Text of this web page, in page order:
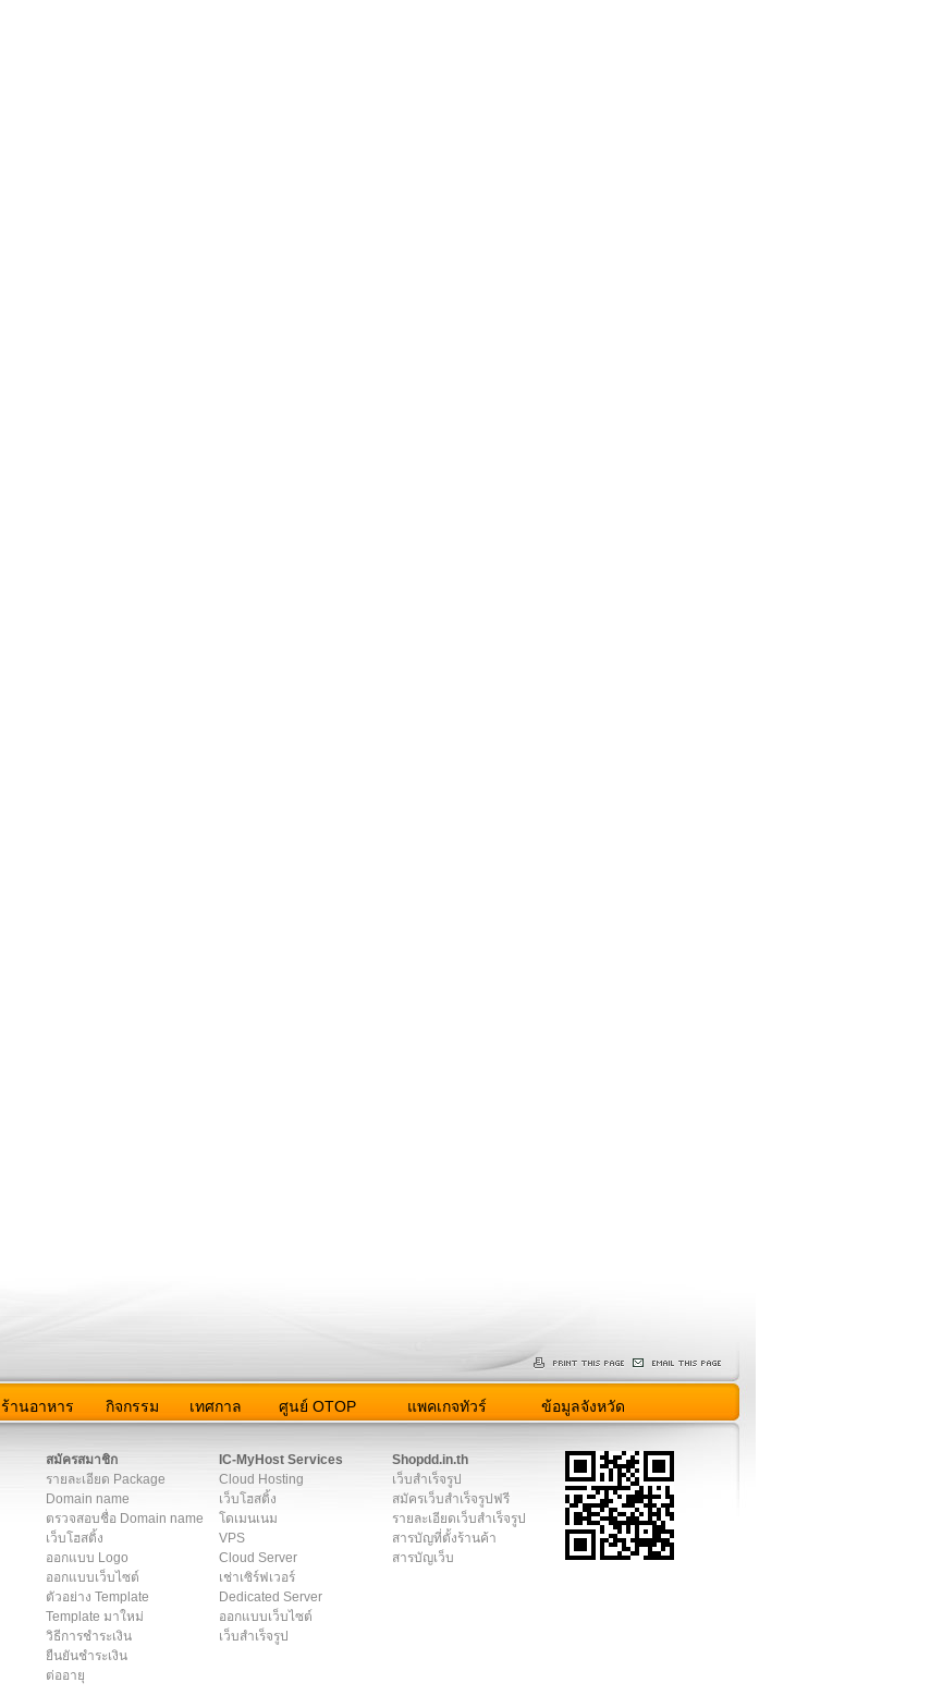
ร้านอาหาร กิจกรรม เทศกาล ศูนย์ OTOP แพคเกจทัวร์ ข้อมูลจังหวัด
สมัครสมาชิก
รายละเอียด Package
Domain name
ตรวจสอบชื่อ Domain name
เว็บโฮสติ้ง
ออกแบบ Logo
ออกแบบเว็บไซต์
ตัวอย่าง Template
Template มาใหม่
วิธีการชำระเงิน
ยืนยันชำระเงิน
ต่ออายุ
IC-MyHost Services
Cloud Hosting
เว็บโฮสติ้ง
โดเมนเนม
VPS
Cloud Server
เช่าเซิร์ฟเวอร์
Dedicated Server
ออกแบบเว็บไซต์
เว็บสำเร็จรูป
Shopdd.in.th
เว็บสำเร็จรูป
สมัครเว็บสำเร็จรูปฟรี
รายละเอียดเว็บสำเร็จรูป
สารบัญที่ตั้งร้านค้า
สารบัญเว็บ